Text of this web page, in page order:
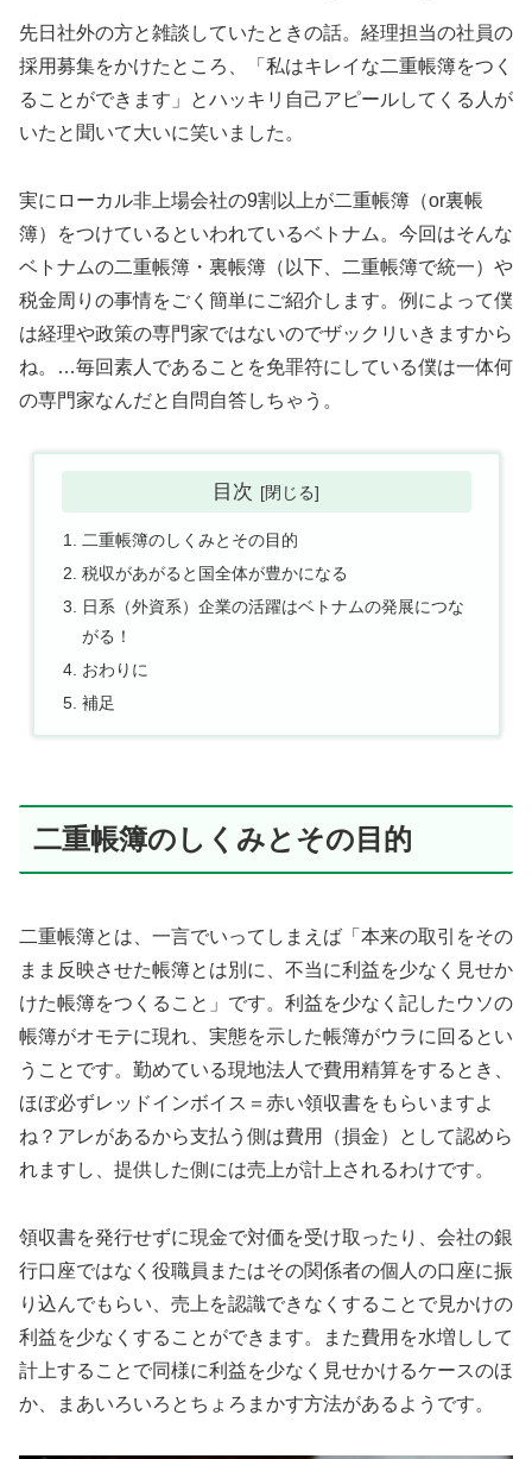
先日社外の方と雑談していたときの話。経理担当の社員の
採用募集をかけたところ、「私はキレイな二重帳簿をつく
ることができます」とハッキリ自己アピールしてくる人が
いたと聞いて大いに笑いました。
実にローカル非上場会社の9割以上が二重帳簿（or裏帳
簿）をつけているといわれているベトナム。今回はそんな
ベトナムの二重帳簿・裏帳簿（以下、二重帳簿で統一）や
税金周りの事情をごく簡単にご紹介します。例によって僕
は経理や政策の専門家ではないのでザックリいきますから
ね。…毎回素人であることを免罪符にしている僕は一体何
の専門家なんだと自問自答しちゃう。
目次
二重帳簿のしくみとその目的
税収があがると国全体が豊かになる
日系（外資系）企業の活躍はベトナムの発展につな
がる！
おわりに
補足
二重帳簿のしくみとその目的
二重帳簿とは、一言でいってしまえば「本来の取引をその
まま反映させた帳簿とは別に、不当に利益を少なく見せか
けた帳簿をつくること」です。利益を少なく記したウソの
帳簿がオモテに現れ、実態を示した帳簿がウラに回るとい
うことです。勤めている現地法人で費用精算をするとき、
ほぼ必ずレッドインボイス＝赤い領収書をもらいますよ
ね？アレがあるから支払う側は費用（損金）として認めら
れますし、提供した側には売上が計上されるわけです。
領収書を発行せずに現金で対価を受け取ったり、会社の銀
行口座ではなく役職員またはその関係者の個人の口座に振
り込んでもらい、売上を認識できなくすることで見かけの
利益を少なくすることができます。また費用を水増しして
計上することで同様に利益を少なく見せかけるケースのほ
か、まあいろいろとちょろまかす方法があるようです。